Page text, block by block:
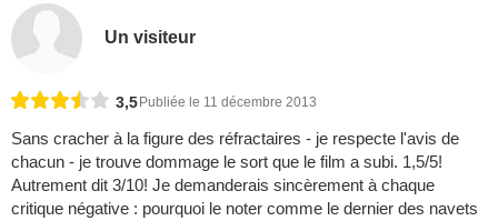
Un visiteur
3,5 Publiée le 11 décembre 2013
Sans cracher à la figure des réfractaires - je respecte l'avis de
chacun - je trouve dommage le sort que le film a subi. 1,5/5!
Autrement dit 3/10! Je demanderais sincèrement à chaque
critique négative : pourquoi le noter comme le dernier des navets